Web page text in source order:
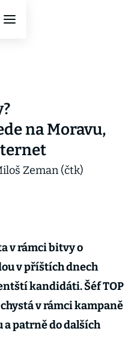
na Moravu,
v rámci bitvy o
v příštích dnech
kandidáti. Šéf TOP
v rámci kampaně
a patrně do dalších